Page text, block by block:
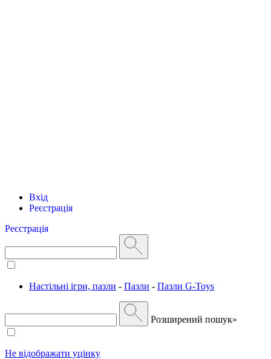
Вхід
Реєстрація
Реєстрація
Настільні ігри, пазли - Пазли - Пазли G-Toys
Розширений пошук»
Не відображати уцінку